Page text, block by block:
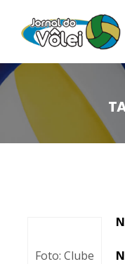
Foto: Clube